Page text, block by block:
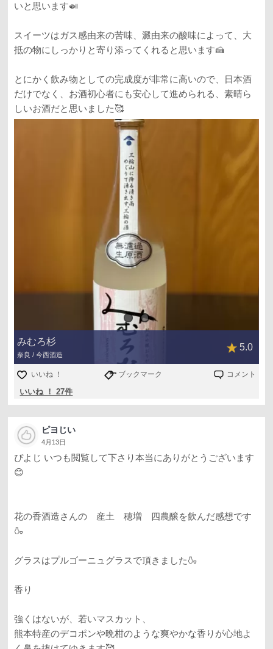
いと思います🍛
スイーツはガス感由来の苦味、澱由来の酸味によって、大
抵の物にしっかりと寄り添ってくれると思います🍰
とにかく飲み物としての完成度が非常に高いので、日本酒
だけでなく、お酒初心者にも安心して進められる、素晴ら
しいお酒だと思いました🥰
みむろ杉
奈良 / 今西酒造
5.0
いいね ！ ブックマーク コメント
いいね ！ 27件
ピヨじい
4月13日
ぴよじ いつも閲覧して下さり本当にありがとうございます
😊
花の香酒造さんの 産土 穂増 四農醸を飲んだ感想です
🍶
グラスはプルゴーニュグラスで頂きました🍶
香り
強くはないが、若いマスカット、
熊本特産のデコポンや晩柑のような爽やかな香りが心地よ